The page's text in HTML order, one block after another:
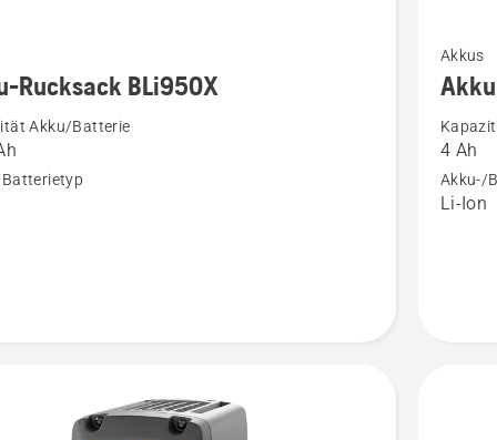
Rucksack BLi950X
Akku/Batterie
Details
Akku
B140X
Akkus
4 Ah
Akku-/
Li-Ion